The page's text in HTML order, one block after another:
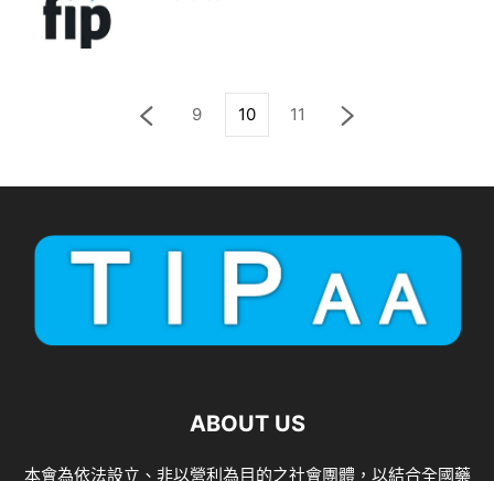
9 10 11
ABOUT US
本會為依法設立、非以營利為目的之社會團體，以結合全國藥